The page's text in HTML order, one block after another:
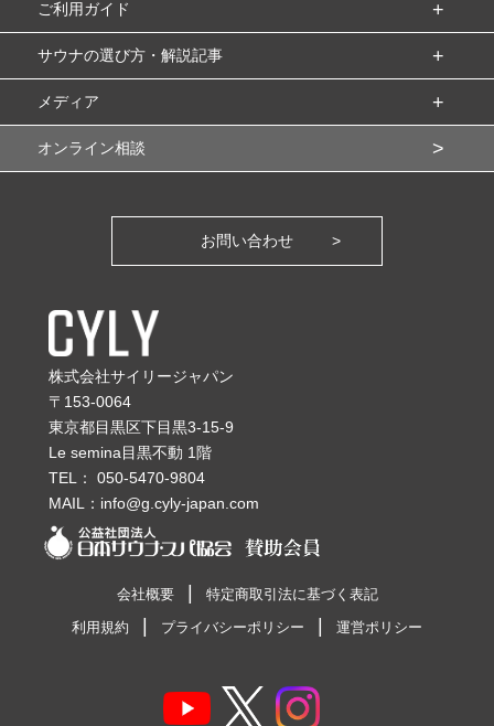
ご利用ガイド
サウナの選び方・解説記事
メディア
オンライン相談
お問い合わせ
株式会社サイリージャパン
〒153-0064
東京都目黒区下目黒3-15-9
Le semina目黒不動 1階
TEL： 050-5470-9804
MAIL： info@g.cyly-japan.com
会社概要
特定商取引法に基づく表記
利用規約
プライバシーポリシー 運営ポリシー